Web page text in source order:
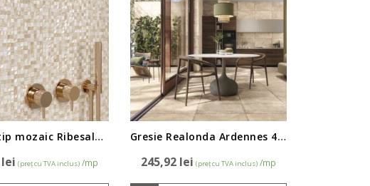
Faianta tip mozaic Ribesalbes Glass Brillo 25x50cm
lei (preț cu TVA inclus) /mp
Gresie Realonda Ardennes 44x66cm
245,92 lei (preț cu TVA inclus) /mp